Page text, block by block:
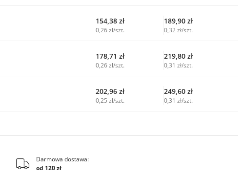
154,38 zł
0,26 zł/szt.
189,90 zł
0,32 zł/szt.
178,71 zł
0,26 zł/szt.
219,80 zł
0,31 zł/szt.
202,96 zł
0,25 zł/szt.
249,60 zł
0,31 zł/szt.
Darmowa dostawa:
od 120 zł